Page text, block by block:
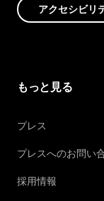
アクセシビリ
もっと見る
プレス
プレスへのお問い
採用情報